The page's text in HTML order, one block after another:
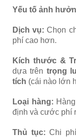
Yếu tố ảnh
Dịch vụ: Chọn
phí cao hơn.
Kích thước &
dựa trên trọng
tích (cái nào lớn
Loại hàng:
định và cước phí
Thủ tục: Chi